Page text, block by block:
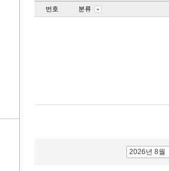
번호 분류
2026년 8월